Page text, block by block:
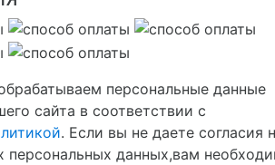
персональные данные
сайта в соответствии с
. Если вы не даете согласия
персональных данных,вам